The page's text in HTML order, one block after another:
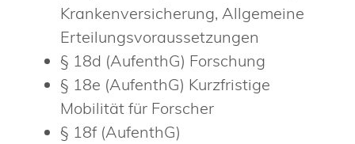
Krankenversicherung, Allgemeine
Erteilungsvoraussetzungen
§ 18d (AufenthG) Forschung
§ 18e (AufenthG) Kurzfristige
Mobilität für Forscher
§ 18f (AufenthG)